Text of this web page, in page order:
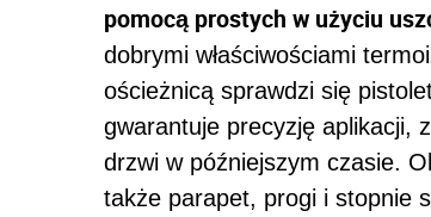
pomocą prostych w użyciu
dobrymi właściwościami
ościeżnicą sprawdzi się
gwarantuje precyzję aplikacji,
drzwi w późniejszym czasie.
także parapet, progi i stopnie